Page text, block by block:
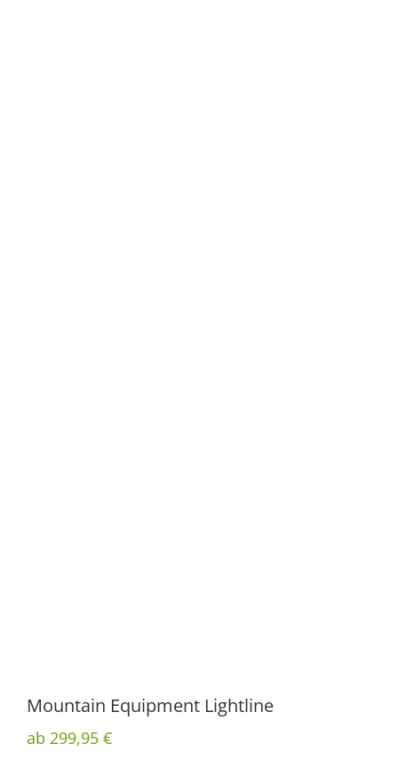
Mountain Equipment Lightline
ab 299,95 €